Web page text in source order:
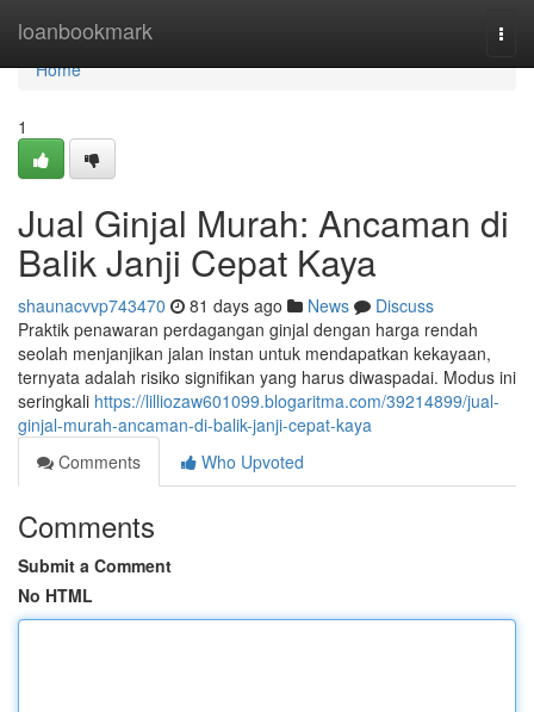
loanbookmark
Home
Home
1
Jual Ginjal Murah: Ancaman di
Balik Janji Cepat Kaya
shaunacvvp743470 81 days ago News
Discuss
Praktik penawaran perdagangan ginjal dengan harga rendah
seolah menjanjikan jalan instan untuk mendapatkan kekayaan,
ternyata adalah risiko signifikan yang harus diwaspadai. Modus ini
seringkali https://lilliozaw601099.blogaritma.com/39214899/jual-
ginjal-murah-ancaman-di-balik-janji-cepat-kaya
Comments
Who Upvoted
Comments
Submit a Comment
No HTML